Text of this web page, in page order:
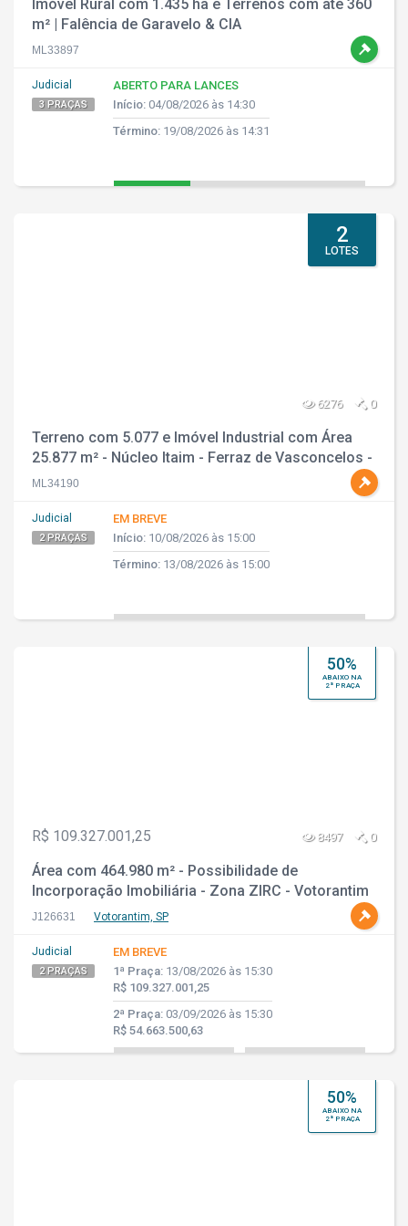
Imóvel Rural com 1.435 ha e Terrenos com até 360
m² | Falência de Garavelo & CIA
ML33897
Judicial
3 PRAÇAS
ABERTO PARA LANCES
Início: 04/08/2026 às 14:30
Término: 19/08/2026 às 14:31
2
LOTES
6276 0
Terreno com 5.077 e Imóvel Industrial com Área
25.877 m² - Núcleo Itaim - Ferraz de Vasconcelos -
SP
ML34190
Judicial
2 PRAÇAS
EM BREVE
Início: 10/08/2026 às 15:00
Término: 13/08/2026 às 15:00
50%
ABAIXO NA
2ª PRAÇA
R$ 109.327.001,25 8497 0
Área com 464.980 m² - Possibilidade de
Incorporação Imobiliária - Zona ZIRC - Votorantim
- SP
J126631 Votorantim, SP
Judicial
2 PRAÇAS
EM BREVE
1ª Praça: 13/08/2026 às 15:30
R$ 109.327.001,25
2ª Praça: 03/09/2026 às 15:30
R$ 54.663.500,63
50%
ABAIXO NA
2ª PRAÇA